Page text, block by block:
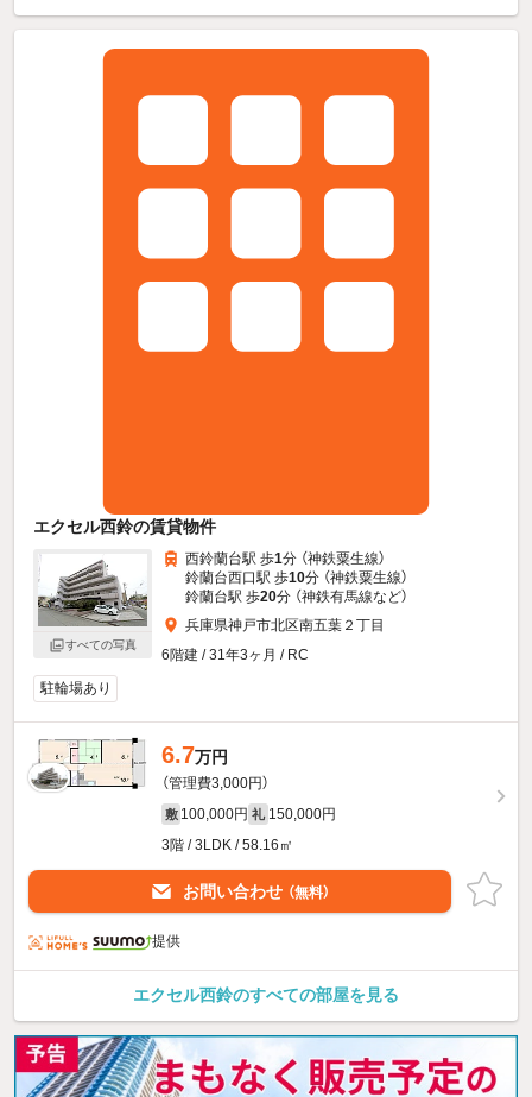
エクセル西鈴の賃貸物件
すべての写真
西鈴蘭台駅 歩1分 （神鉄粟生線）
鈴蘭台西口駅 歩10分 （神鉄粟生線）
鈴蘭台駅 歩20分 （神鉄有馬線など）
兵庫県神戸市北区南五葉２丁目
6階建 / 31年3ヶ月 / RC
駐輪場あり
6.7万円
（管理費3,000円）
敷 100,000円 礼 150,000円
3階 / 3LDK / 58.16㎡
お問い合わせ （無料）
提供
エクセル西鈴のすべての部屋を見る